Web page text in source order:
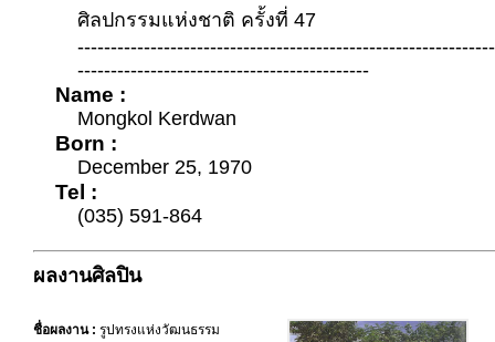
ศิลปกรรมแห่งชาติ ครั้งที่ 47
--------------------------------------------
Name :
Mongkol Kerdwan
Born :
December 25, 1970
Tel :
(035) 591-864
ผลงานศิลปิน
ชื่อผลงาน : รูปทรงแห่งวัฒนธรรม